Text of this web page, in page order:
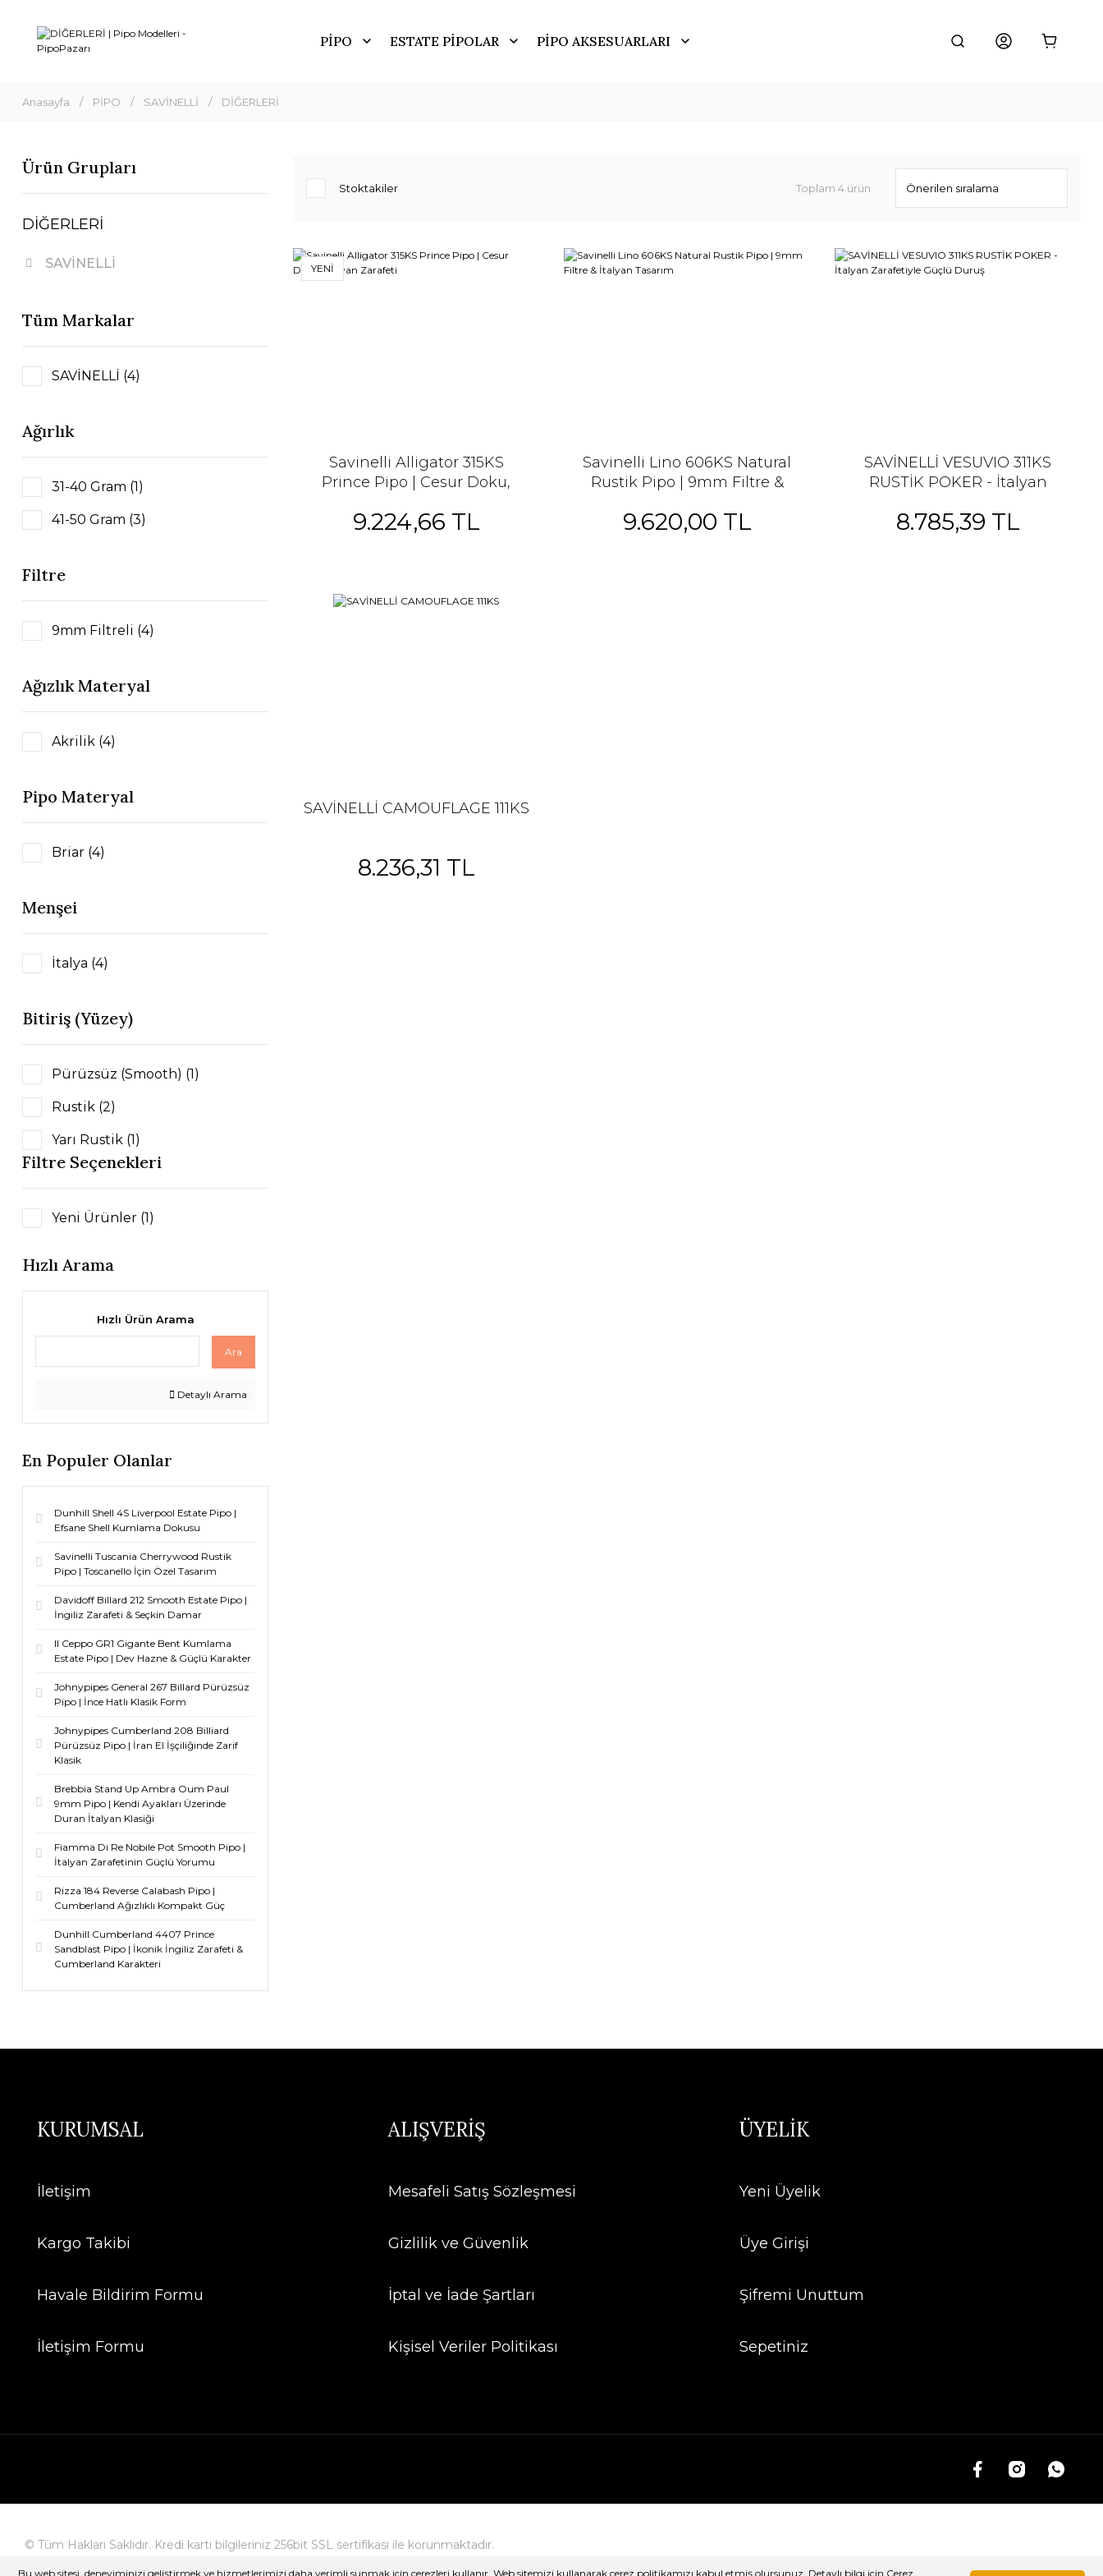
Bu web sitesi, deneyiminizi geliştirmek ve hizmetlerimizi daha verimli sunmak için çerezleri kullanır. Web sitemizi kullanarak çerez politikamızı kabul etmiş olursunuz. Detaylı bilgi için Çerez
PİPO ESTATE PİPOLAR PİPO AKSESUARLARI
Anasayfa PİPO SAVİNELLİ DİĞERLERİ
Ürün Grupları
DİĞERLERİ
SAVİNELLİ
Tüm Markalar
SAVİNELLİ (4)
Ağırlık
31-40 Gram (1)
41-50 Gram (3)
Filtre
9mm Filtreli (4)
Ağızlık Materyal
Akrilik (4)
Pipo Materyal
Briar (4)
Menşei
İtalya (4)
Bitiriş (Yüzey)
Pürüzsüz (Smooth) (1)
Rustik (2)
Yarı Rustik (1)
Filtre Seçenekleri
Yeni Ürünler (1)
Hızlı Arama
Hızlı Ürün Arama
Ara
Detaylı Arama
En Populer Olanlar
Dunhill Shell 4S Liverpool Estate Pipo |
Efsane Shell Kumlama Dokusu
Savinelli Tuscania Cherrywood Rustik
Pipo | Toscanello İçin Özel Tasarım
Davidoff Billard 212 Smooth Estate Pipo |
İngiliz Zarafeti & Seçkin Damar
Il Ceppo GR1 Gigante Bent Kumlama
Estate Pipo | Dev Hazne & Güçlü Karakter
Johnypipes General 267 Billard Pürüzsüz
Pipo | İnce Hatlı Klasik Form
Johnypipes Cumberland 208 Billiard
Pürüzsüz Pipo | İran El İşçiliğinde Zarif
Klasik
Brebbia Stand Up Ambra Oum Paul
9mm Pipo | Kendi Ayakları Üzerinde
Duran İtalyan Klasiği
Fiamma Di Re Nobile Pot Smooth Pipo |
İtalyan Zarafetinin Güçlü Yorumu
Rizza 184 Reverse Calabash Pipo |
Cumberland Ağızlıklı Kompakt Güç
Dunhill Cumberland 4407 Prince
Sandblast Pipo | İkonik İngiliz Zarafeti &
Cumberland Karakteri
Stoktakiler Toplam 4 ürün
YENİ
Savinelli Alligator 315KS
Prince Pipo | Cesur Doku,
9.224,66 TL
Savinelli Lino 606KS Natural
Rustik Pipo | 9mm Filtre &
9.620,00 TL
SAVİNELLİ VESUVIO 311KS
RUSTİK POKER - İtalyan
8.785,39 TL
SAVİNELLİ CAMOUFLAGE 111KS
8.236,31 TL
KURUMSAL
İletişim
Kargo Takibi
Havale Bildirim Formu
İletişim Formu
ALIŞVERİŞ
Mesafeli Satış Sözleşmesi
Gizlilik ve Güvenlik
İptal ve İade Şartları
Kişisel Veriler Politikası
ÜYELİK
Yeni Üyelik
Üye Girişi
Şifremi Unuttum
Sepetiniz
© Tüm Hakları Saklıdır. Kredi kartı bilgileriniz 256bit SSL sertifikası ile korunmaktadır.